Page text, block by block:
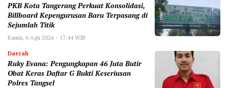
‎PKB Kota Tangerang Perkuat Konsolidasi,
Billboard Kepengurusan Baru Terpasang di
Sejumlah Titik ‎
Kamis, 6 Agu 2026 - 17:44 WIB
Daerah
‎Ruky Evana: Pengungkapan 46 Juta Butir
Obat Keras Daftar G Bukti Keseriusan
Polres Tangsel